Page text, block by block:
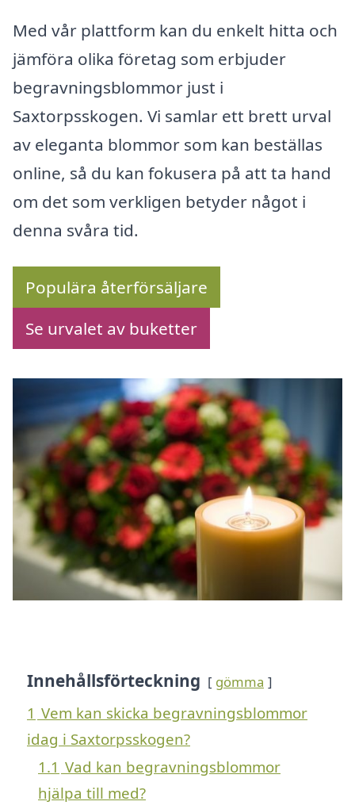
Med vår plattform kan du enkelt hitta och
jämföra olika företag som erbjuder
begravningsblommor just i
Saxtorpsskogen. Vi samlar ett brett urval
av eleganta blommor som kan beställas
online, så du kan fokusera på att ta hand
om det som verkligen betyder något i
denna svåra tid.
Populära återförsäljare
Se urvalet av buketter
Innehållsförteckning gömma
1 Vem kan skicka begravningsblommor
idag i Saxtorpsskogen?
1.1 Vad kan begravningsblommor
hjälpa till med?